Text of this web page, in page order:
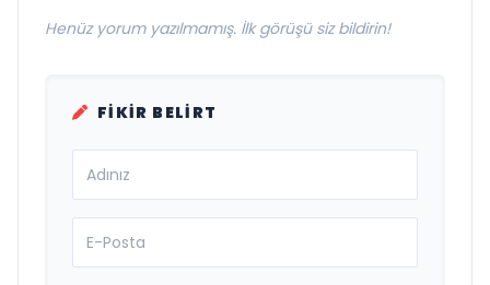
Henüz yorum yazılmamış. İlk görüşü siz bildirin!
FIKIR BELIRT